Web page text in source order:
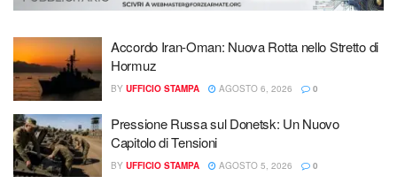
Accordo Iran-Oman: Nuova Rotta nello Stretto di
Hormuz
BY UFFICIO STAMPA AGOSTO 6, 2026 0
Pressione Russa sul Donetsk: Un Nuovo
Capitolo di Tensioni
BY UFFICIO STAMPA AGOSTO 5, 2026 0